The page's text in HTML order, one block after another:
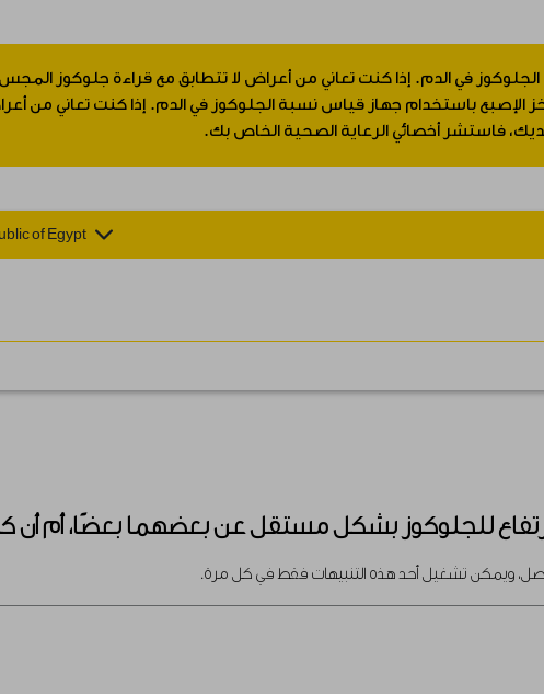
الجلوكوز في الدم. إذا كنت تعاني من أعراض لا تتطابق مع قراءة جلوكوز
الإصبع باستخدام جهاز قياس نسبة الجلوكوز في الدم. إذا كنت تعاني من
فاستشر أخصائي الرعاية الصحية الخاص بك.
of Egypt
للجلوكوز بشكل مستقل عن بعضهما بعضًا، أم أن
ويمكن تشغيل أحد هذه التنبيهات فقط في كل مرة.